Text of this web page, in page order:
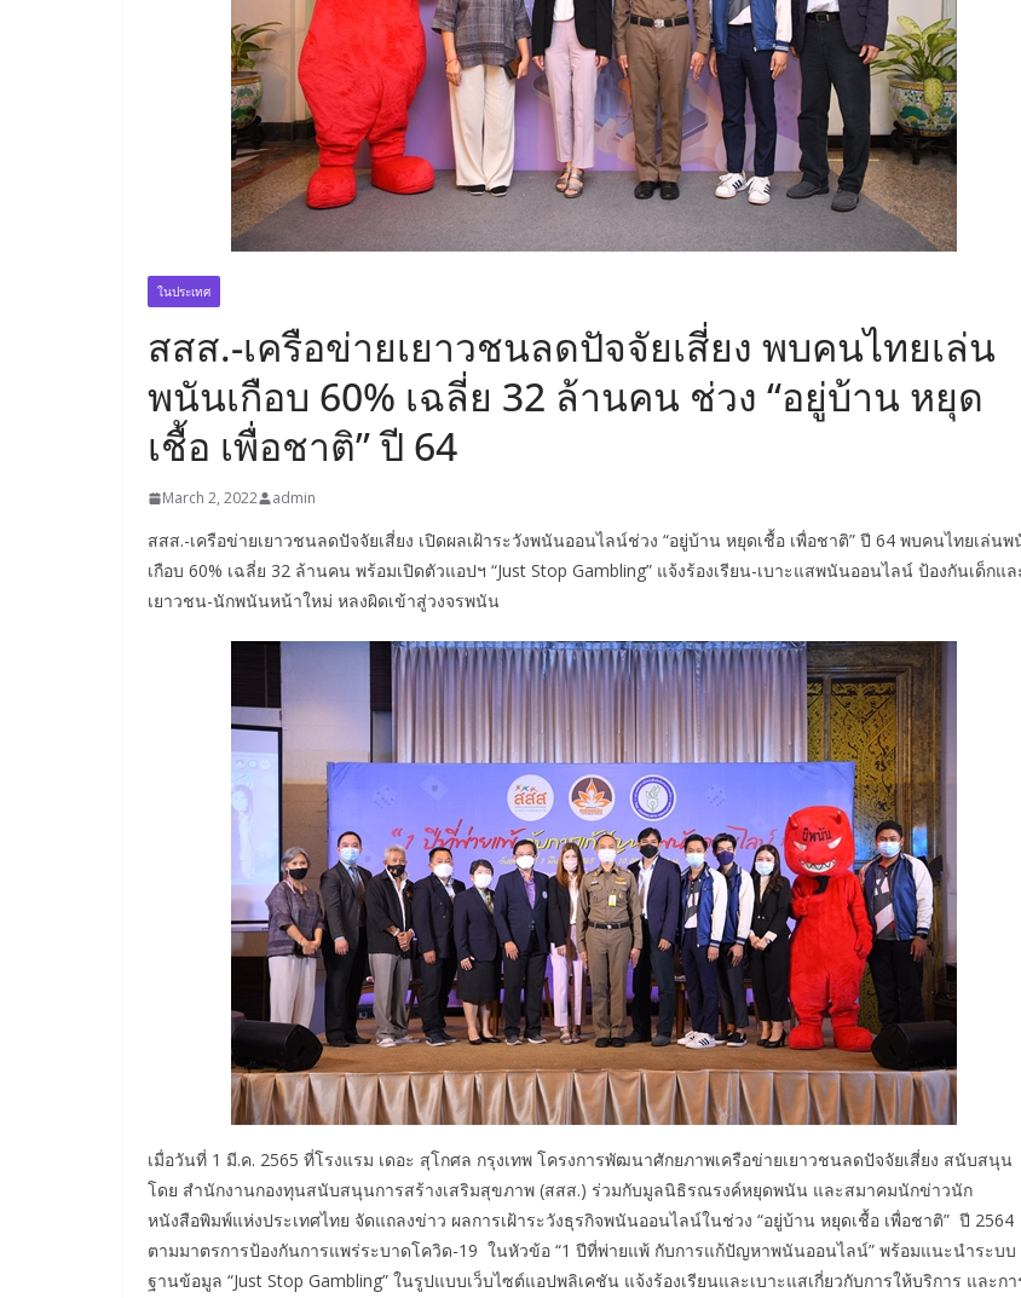
ในประเทศ
สสส.-เครือข่ายเยาวชนลดปัจจัยเสี่ยง พบคนไทยเล่น
พนันเกือบ 60% เฉลี่ย 32 ล้านคน ช่วง “อยู่บ้าน หยุด
เชื้อ เพื่อชาติ” ปี 64
March 2, 2022 admin
สสส.-เครือข่ายเยาวชนลดปัจจัยเสี่ยง เปิดผลเฝ้าระวังพนันออนไลน์ช่วง “อยู่บ้าน หยุดเชื้อ เพื่อชาติ” ปี 64 พบคนไทยเล่น
เกือบ 60% เฉลี่ย 32 ล้านคน พร้อมเปิดตัวแอปฯ “Just Stop Gambling” แจ้งร้องเรียน-เบาะแสพนันออนไลน์ ป้องกันเด็กแล
เยาวชน-นักพนันหน้าใหม่ หลงผิดเข้าสู่วงจรพนัน
เมื่อวันที่ 1 มี.ค. 2565 ที่โรงแรม เดอะ สุโกศล กรุงเทพ โครงการพัฒนาศักยภาพเครือข่ายเยาวชนลดปัจจัยเสี่ยง สนับสนุน
โดย สำนักงานกองทุนสนับสนุนการสร้างเสริมสุขภาพ (สสส.) ร่วมกับมูลนิธิรณรงค์หยุดพนัน และสมาคมนักข่าวนัก
หนังสือพิมพ์แห่งประเทศไทย จัดแถลงข่าว ผลการเฝ้าระวังธุรกิจพนันออนไลน์ในช่วง “อยู่บ้าน หยุดเชื้อ เพื่อชาติ” ปี 2564
ตามมาตรการป้องกันการแพร่ระบาดโควิด-19 ในหัวข้อ “1 ปีที่พ่ายแพ้ กับการแก้ปัญหาพนันออนไลน์” พร้อมแนะนำระบบ
ฐานข้อมูล “Just Stop Gambling” ในรูปแบบเว็บไซต์แอปพลิเคชัน แจ้งร้องเรียนและเบาะแสเกี่ยวกับการให้บริการ และกา